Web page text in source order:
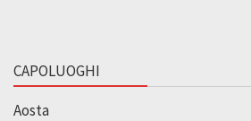
CAPOLUOGHI
Aosta